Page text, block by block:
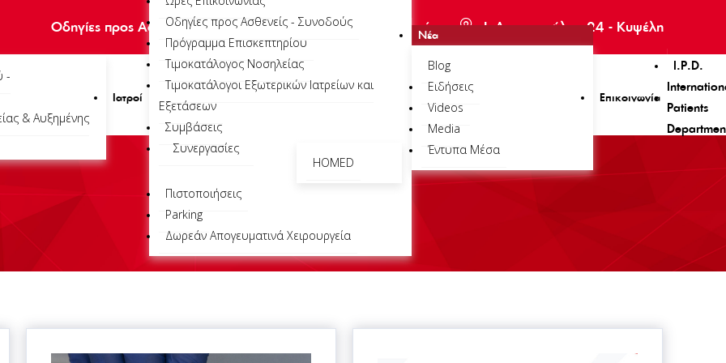
Οδηγίες προς Ασθενείς – Συνοδούς|Πρόγραμμα Επισκεπτηρίου Ι. Δροσοπούλου 24 - Κυψέλη
-
& Αυξημένης
Ιατροί
Οδηγίες προς Ασθενείς - Συνοδούς
Πρόγραμμα Επισκεπτηρίου
Τιμοκατάλογος Νοσηλείας
Τιμοκατάλογοι Εξωτερικών Ιατρείων και
Εξετάσεων
Συμβάσεις
Συνεργασίες
HOMED
Πιστοποιήσεις
Parking
Δωρεάν Απογευματινά Χειρουργεία
Νέα
Blog
Ειδήσεις
Videos
Media
Έντυπα Μέσα
Επικοινωνία
I.P.D.
Patients